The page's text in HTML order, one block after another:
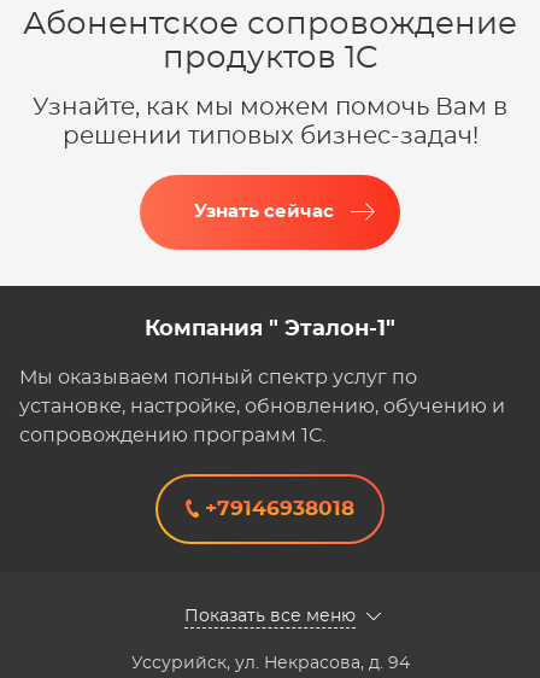
Абонентское сопровождение
продуктов 1C
Узнайте, как мы можем помочь Вам в
решении типовых бизнес-задач!
Узнать сейчас
Компания " Эталон-1"
Мы оказываем полный спектр услуг по
установке, настройке, обновлению, обучению и
сопровождению программ 1С.
+79146938018
Показать все меню
Уссурийск, ул. Некрасова, д. 94